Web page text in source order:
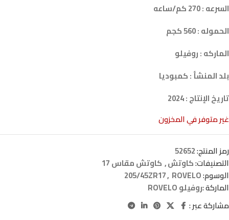
السرعه : 270 كم/ساعه
الحموله : 560 كجم
الماركه : روفيلو
بلد المنشأ : كمبوديا
تاريخ الإنتاج : 2024
غير متوفر في المخزون
رمز المنتج:52652
التصنيفات:كاوتش, كاوتش مقاس 17
الوسوم:
205/45ZR17, ROVELO
الماركة :روفيلو ROVELO
مشاركة عبر :